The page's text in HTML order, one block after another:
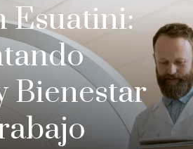
Esuatini:
Bienestar